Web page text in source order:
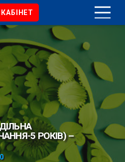
КАБІНЕТ
5 РОКІВ) –